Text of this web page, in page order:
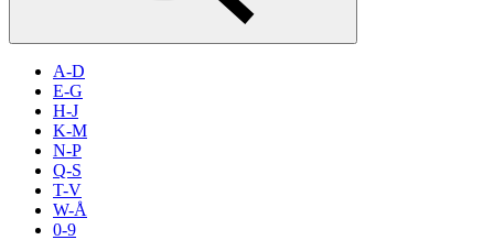
Inspirasjon
Søk
A-D
E-G
H-J
K-M
N-P
Q-S
T-V
W-Å
0-9